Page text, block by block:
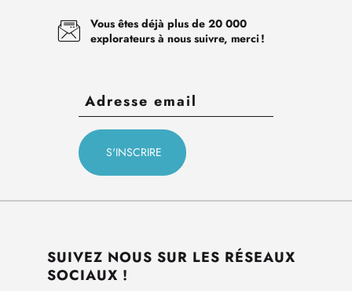
Vous êtes déjà plus de 20 000
explorateurs à nous suivre, merci !
SUIVEZ NOUS SUR LES RÉSEAUX
SOCIAUX !